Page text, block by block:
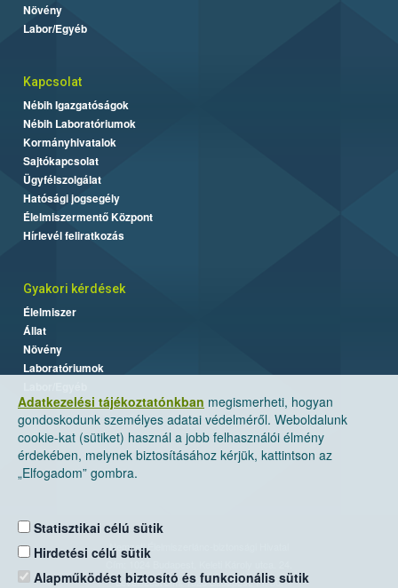
Adatkezelési tájékoztatónkban megismerheti, hogyan
gondoskodunk személyes adatai védelméről. Weboldalunk
cookie-kat (sütiket) használ a jobb felhasználói élmény
érdekében, melynek biztosításához kérjük, kattintson az
„Elfogadom” gombra.
Statisztikai célú sütik
Hirdetési célú sütik
Alapműködést biztosító és funkcionális sütik
Növény
Labor/Egyéb
Kapcsolat
Nébih Igazgatóságok
Nébih Laboratóriumok
Kormányhivatalok
Sajtókapcsolat
Ügyfélszolgálat
Hatósági jogsegély
Élelmiszermentő Központ
Hírlevél feliratkozás
Gyakori kérdések
Élelmiszer
Állat
Növény
Laboratóriumok
Nemzeti Élelmiszerlánc-biztonsági Hivatal
Levelezési cím: 1525 Budapest. Pf. 30.